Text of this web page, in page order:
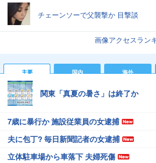
チェーンソーで父襲撃か 目撃談
画像アクセスラン
主要 国内 海外
関東「真夏の暑さ」は終了か
7歳に暴行か 施設従業員の女逮捕
夫に包丁? 毎日新聞記者の女逮捕
立体駐車場から車落下 夫婦死傷